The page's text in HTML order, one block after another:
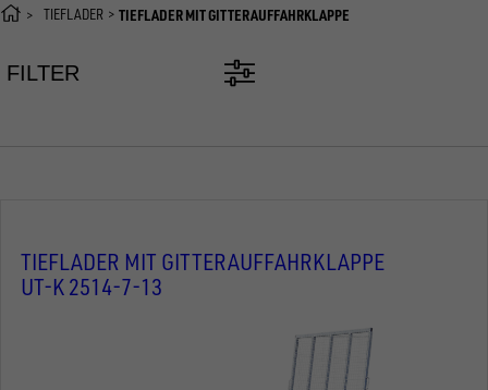
TIEFLADER TIEFLADER MIT GITTERAUFFAHRKLAPPE
FILTER
TIEFLADER MIT GITTERAUFFAHRKLAPPE
UT-K 2514-7-13